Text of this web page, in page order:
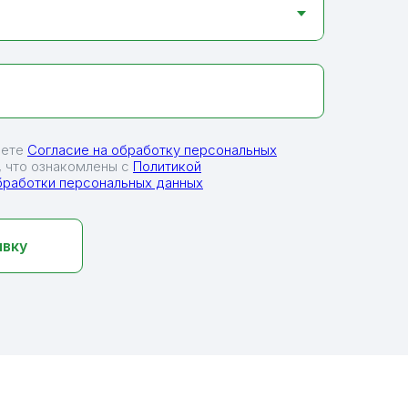
Согласие на обработку персональных
ознакомлены с Политикой
персональных данных